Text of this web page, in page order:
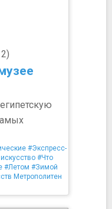
#Экспресс-
#Что
#Летом #Зимой
Метрополитен